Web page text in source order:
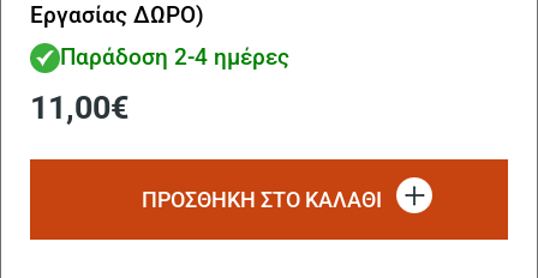
Εργασίας ΔΩΡΟ)
Παράδοση 2-4 ημέρες
11,00€
ΠΡΟΣΘΗΚΗ ΣΤΟ ΚΑΛΑΘΙ